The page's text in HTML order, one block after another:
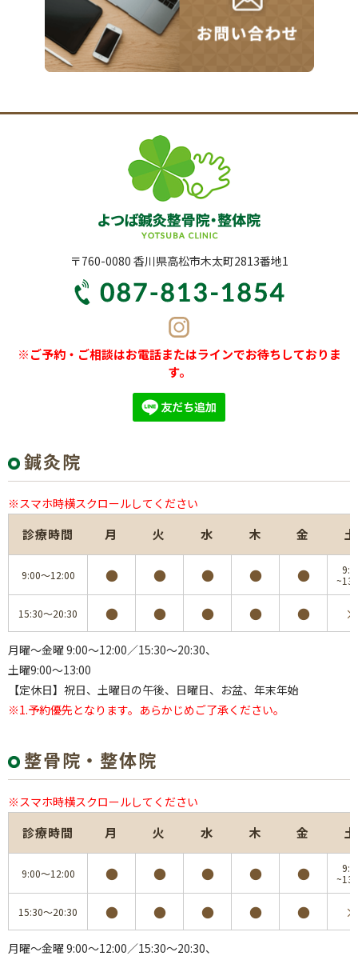
〒760-0080 香川県高松市木太町2813番地1
※ご予約・ご相談はお電話またはラインでお待ちしておりま
す。
鍼灸院
※スマホ時横スクロールしてください
診療時間 月 火 水 木 金 土
9:00～12:00 ● ● ● ● ●
15:30～20:30 ● ● ● ● ● ×
月曜～金曜 9:00～12:00／15:30～20:30、
土曜9:00～13:00
【定休日】祝日、土曜日の午後、日曜日、お盆、年末年始
※1.予約優先となります。あらかじめご了承ください。
整骨院・整体院
※スマホ時横スクロールしてください
診療時間 月 火 水 木 金 土
9:00～12:00 ● ● ● ● ●
15:30～20:30 ● ● ● ● ● ×
月曜～金曜 9:00～12:00／15:30～20:30、